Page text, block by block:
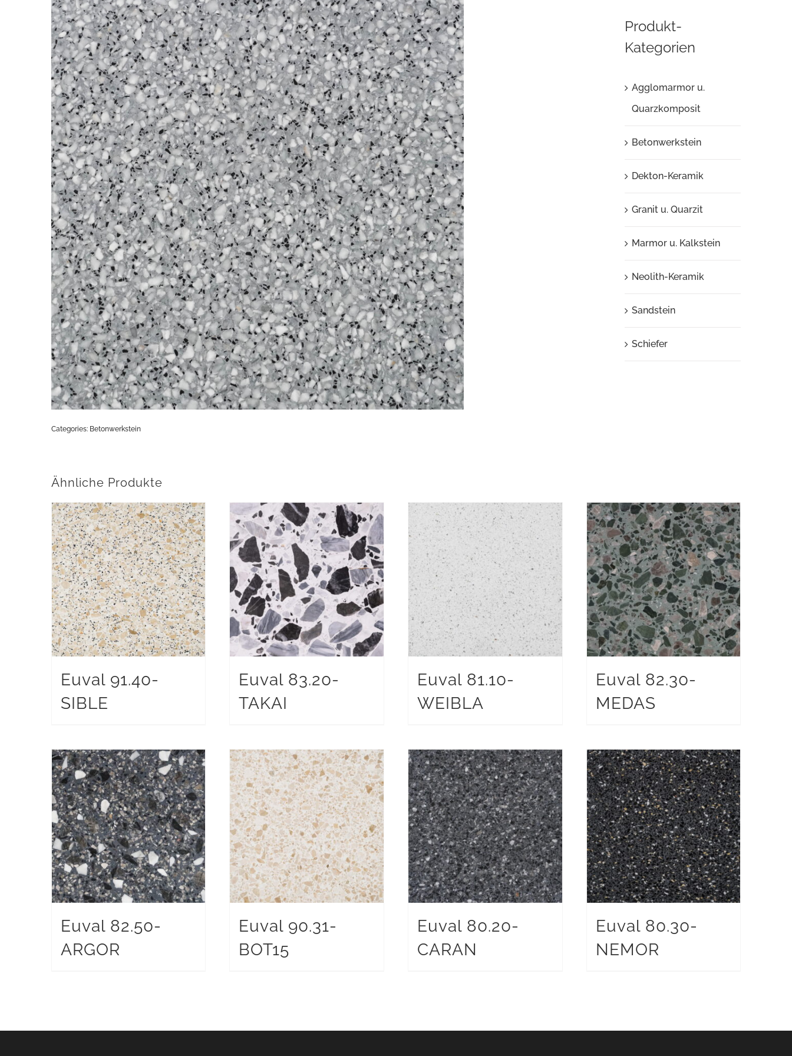
Categories: Betonwerkstein
Produkt-
Kategorien
Agglomarmor u.
Quarzkomposit
Betonwerkstein
Dekton-Keramik
Granit u. Quarzit
Marmor u. Kalkstein
Neolith-Keramik
Sandstein
Schiefer
Ähnliche Produkte
Euval 91.40-
SIBLE
Euval 83.20-
TAKAI
Euval 81.10-
WEIBLA
Euval 82.30-
MEDAS
Euval 82.50-
ARGOR
Euval 90.31-
BOT15
Euval 80.20-
CARAN
Euval 80.30-
NEMOR